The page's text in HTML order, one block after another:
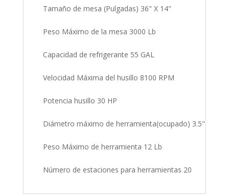
Tamaño de mesa (Pulgadas) 36" X 14"
Peso Máximo de la mesa 3000 Lb
Capacidad de refrigerante 55 GAL
Velocidad Máxima del husillo 8100 RPM
Potencia husillo 30 HP
Diámetro máximo de herramienta(ocupado) 3.5"
Peso Máximo de herramienta 12 Lb
Número de estaciones para herramientas 20